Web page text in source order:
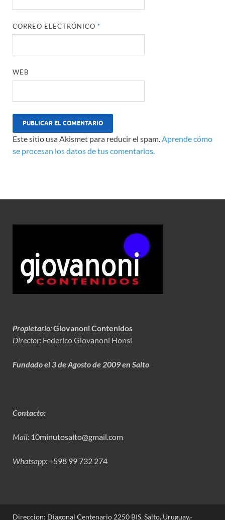
CORREO ELECTRÓNICO*
WEB
Este sitio usa Akismet para reducir el spam.Aprende cómo
se procesan los datos de tus comentarios.
Propietario:Giovanoni Contenidos
Director: Federico Giovanoni Honsi
Fundado el 3 de Agosto de 2009 en Salto
Contacto:
Mail: 10minutosalto@gmail.com
Whatsapp:+598 99 732 274
Direccion: Diagonal Centenario 2250 BIS. Salto, Uruguay.-